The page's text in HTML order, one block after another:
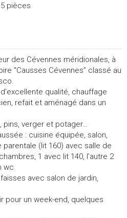
pièces
des Cévennes méridionales, à
‘’Causses Cévennes’’ classé au
qualité, chauffage
refait et aménagé dans un
pins, verger et potager…
: cuisine équipée, salon,
parentale (lit 160) avec salle de
1 avec lit 140, l’autre 2
wc.
avec salon de jardin,
pour un week-end, quelques